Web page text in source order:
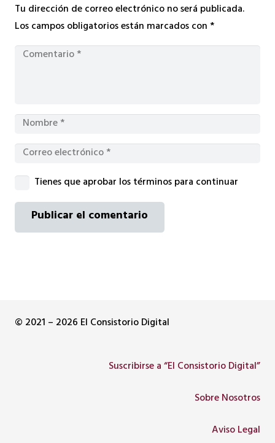
Tu dirección de correo electrónico no será publicada.
Los campos obligatorios están marcados con*
Tienes que aprobar los términos para continuar
Publicar el comentario
© 2021 – 2026 El Consistorio Digital
Suscribirse a “El Consistorio Digital”
Sobre Nosotros
Aviso Legal